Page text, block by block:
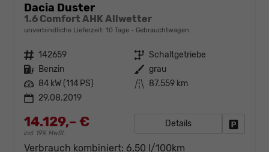
Dacia Duster
1.6 Comfort AHK Allwetter
unverbindliche Lieferzeit: 10 Tage Gebrauchtwagen
Fahrzeugnr. 142659 Getriebe Schaltgetriebe
Kraftstoff Benzin Außenfarbe grau
Leistung 84 kW (114 PS) Kilometerstand 87.559 km
29.08.2019
14.129,– €
incl. 19% MwSt.
Details
Verbrauch kombiniert: 6,50 l/100km